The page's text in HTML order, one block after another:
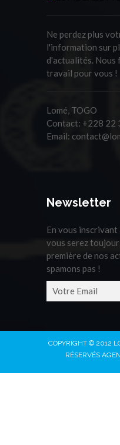
Ne perdez plus
l'information sur
d'actualités. Nous
travail pour vous !
Lomé, TOGO
Contact: +228 22
Email:
Newsletter
En vous
vous serez
première de nos
spamons pas !
COPYRIGHT © 2012
RÉSERVÉS